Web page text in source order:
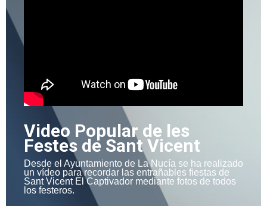
Video Popular de les
Festes de Sant Vicent
Desde el Ayuntamiento de La Nucía se ha realizado
un vídeo para recordar las entrañables fiestas de
Sant Vicent El Captivador mediante fotos de todos
los festeros.